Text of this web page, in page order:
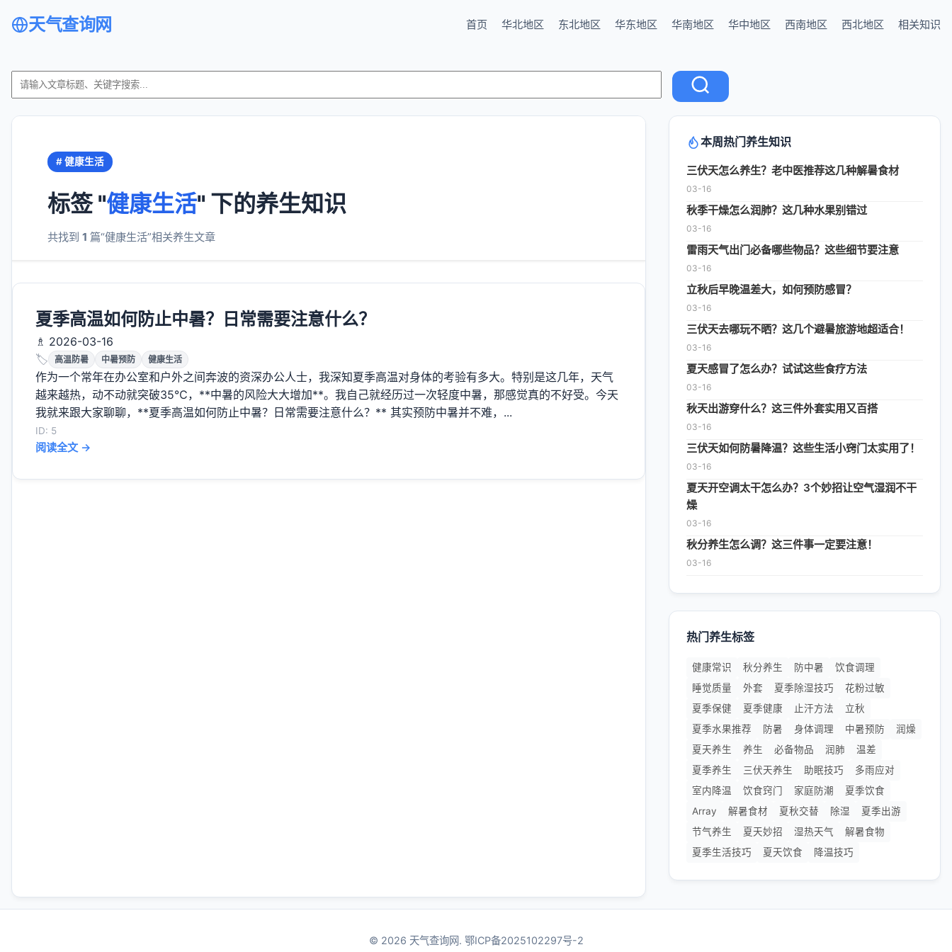
天气查询网 首页 华北地区 东北地区 华东地区 华南地区 华中地区 西南地区 西北地区 相关知识
# 健康生活
标签 "健康生活" 下的养生知识
共找到 1 篇“健康生活”相关养生文章
夏季高温如何防止中暑？日常需要注意什么？
♗ 2026-03-16
🏷️
高温防暑 中暑预防 健康生活
作为一个常年在办公室和户外之间奔波的资深办公人士，我深知夏季高温对身体的考验有多大。特别是这几年，天气
越来越热，动不动就突破35℃，**中暑的风险大大增加**。我自己就经历过一次轻度中暑，那感觉真的不好受。今天
我就来跟大家聊聊，**夏季高温如何防止中暑？日常需要注意什么？** 其实预防中暑并不难，...
ID: 5
阅读全文 →
本周热门养生知识
三伏天怎么养生？老中医推荐这几种解暑食材
03-16
秋季干燥怎么润肺？这几种水果别错过
03-16
雷雨天气出门必备哪些物品？这些细节要注意
03-16
立秋后早晚温差大，如何预防感冒？
03-16
三伏天去哪玩不晒？这几个避暑旅游地超适合！
03-16
夏天感冒了怎么办？试试这些食疗方法
03-16
秋天出游穿什么？这三件外套实用又百搭
03-16
三伏天如何防暑降温？这些生活小窍门太实用了！
03-16
夏天开空调太干怎么办？3个妙招让空气湿润不干
燥
03-16
秋分养生怎么调？这三件事一定要注意！
03-16
热门养生标签
健康常识 秋分养生 防中暑
饮食调理
睡觉质量
外套 夏季除湿技巧
花粉过敏
夏季保健
夏季健康 止汗方法
立秋
夏季水果推荐
防暑 身体调理 中暑预防
润燥
夏天养生
养生 必备物品 润肺
温差
夏季养生
三伏天养生 助眠技巧
多雨应对
室内降温
饮食窍门 家庭防潮
夏季饮食
Array
解暑食材 夏秋交替 除湿
夏季出游
节气养生
夏天妙招 湿热天气
解暑食物
夏季生活技巧
夏天饮食 降温技巧
© 2026 天气查询网. 鄂ICP备2025102297号-2